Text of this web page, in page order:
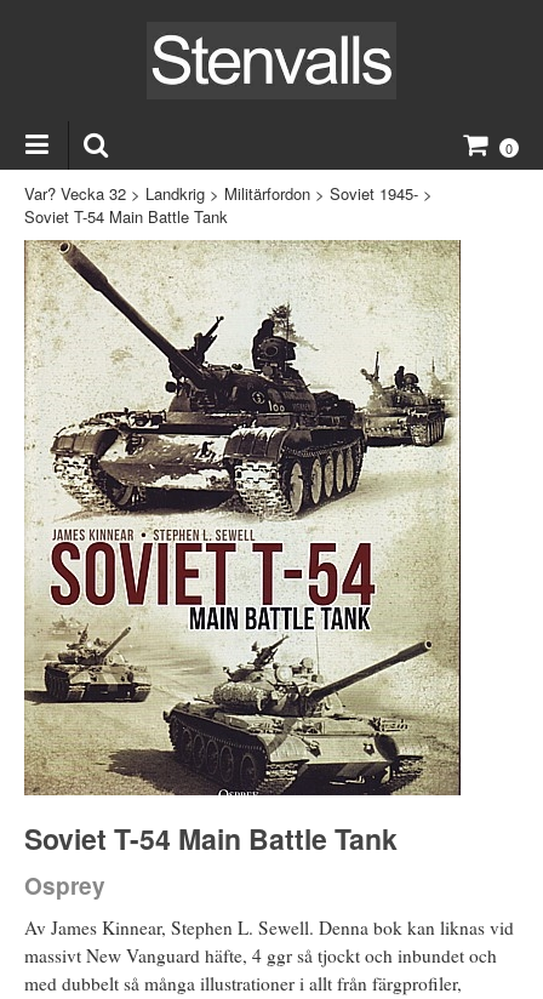
0
Var? Vecka 32 > Landkrig > Militärfordon > Soviet 1945- >
Soviet T-54 Main Battle Tank
Soviet T-54 Main Battle Tank
Osprey
Av James Kinnear, Stephen L. Sewell. Denna bok kan liknas vid
massivt New Vanguard häfte, 4 ggr så tjockt och inbundet och
med dubbelt så många illustrationer i allt från färgprofiler,